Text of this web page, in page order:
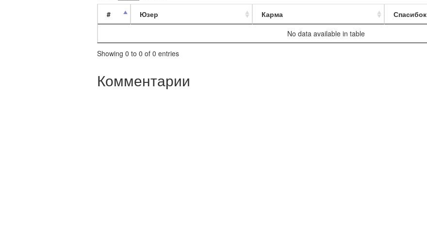
#
Юзер Карма
Спасибок
No data available in table
Showing 0 to 0 of 0 entries
Комментарии